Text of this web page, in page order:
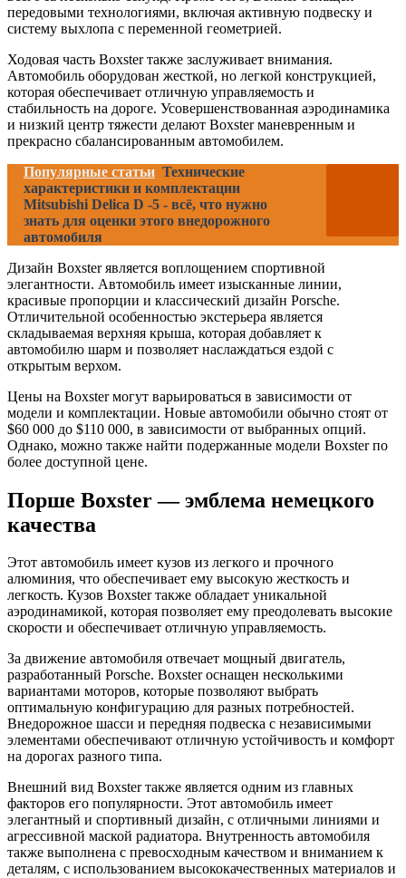
передовыми технологиями, включая активную подвеску и
систему выхлопа с переменной геометрией.
Ходовая часть Boxster также заслуживает внимания.
Автомобиль оборудован жесткой, но легкой конструкцией,
которая обеспечивает отличную управляемость и
стабильность на дороге. Усовершенствованная аэродинамика
и низкий центр тяжести делают Boxster маневренным и
прекрасно сбалансированным автомобилем.
Популярные статьи Технические
характеристики и комплектации
Mitsubishi Delica D -5 - всё, что нужно
знать для оценки этого внедорожного
автомобиля
Дизайн Boxster является воплощением спортивной
элегантности. Автомобиль имеет изысканные линии,
красивые пропорции и классический дизайн Porsche.
Отличительной особенностью экстерьера является
складываемая верхняя крыша, которая добавляет к
автомобилю шарм и позволяет наслаждаться ездой с
открытым верхом.
Цены на Boxster могут варьироваться в зависимости от
модели и комплектации. Новые автомобили обычно стоят от
$60 000 до $110 000, в зависимости от выбранных опций.
Однако, можно также найти подержанные модели Boxster по
более доступной цене.
Порше Boxster — эмблема немецкого
качества
Этот автомобиль имеет кузов из легкого и прочного
алюминия, что обеспечивает ему высокую жесткость и
легкость. Кузов Boxster также обладает уникальной
аэродинамикой, которая позволяет ему преодолевать высокие
скорости и обеспечивает отличную управляемость.
За движение автомобиля отвечает мощный двигатель,
разработанный Porsche. Boxster оснащен несколькими
вариантами моторов, которые позволяют выбрать
оптимальную конфигурацию для разных потребностей.
Внедорожное шасси и передняя подвеска с независимыми
элементами обеспечивают отличную устойчивость и комфорт
на дорогах разного типа.
Внешний вид Boxster также является одним из главных
факторов его популярности. Этот автомобиль имеет
элегантный и спортивный дизайн, с отличными линиями и
агрессивной маской радиатора. Внутренность автомобиля
также выполнена с превосходным качеством и вниманием к
деталям, с использованием высококачественных материалов и